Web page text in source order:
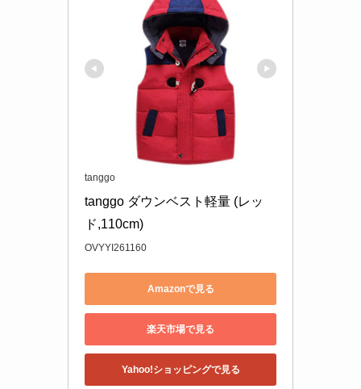
tanggo
tanggo ダウンベスト軽量 (レッ
ド,110cm)
OVYYI261160
Amazonで見る
楽天市場で見る
Yahoo!ショッピングで見る